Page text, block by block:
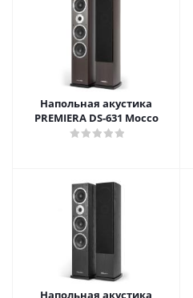
Напольная акустика
PREMIERA DS-631 Mocco
Напольная акустика